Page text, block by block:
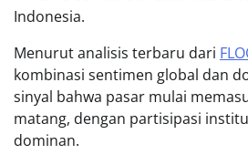
Indonesia.
Menurut analisis terbaru dari
kombinasi sentimen global dan
sinyal bahwa pasar mulai
matang, dengan partisipasi
dominan.